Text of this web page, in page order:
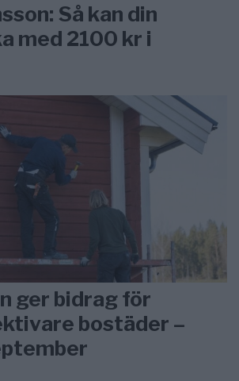
Så kan din
med 2100 kr i
ger bidrag för
bostäder –